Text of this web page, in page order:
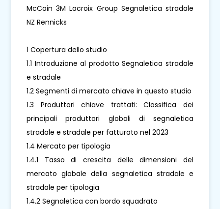
McCain 3M Lacroix Group Segnaletica stradale
NZ Rennicks
1 Copertura dello studio
1.1 Introduzione al prodotto Segnaletica stradale
e stradale
1.2 Segmenti di mercato chiave in questo studio
1.3 Produttori chiave trattati: Classifica dei
principali produttori globali di segnaletica
stradale e stradale per fatturato nel 2023
1.4 Mercato per tipologia
1.4.1 Tasso di crescita delle dimensioni del
mercato globale della segnaletica stradale e
stradale per tipologia
1.4.2 Segnaletica con bordo squadrato